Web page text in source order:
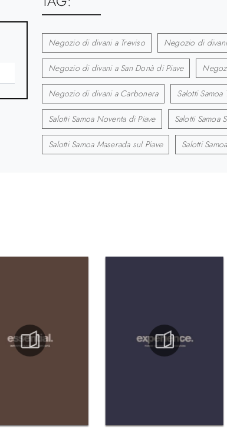
Negozio di divani a Treviso Negozio di
Negozio di divani a San Donà di Piave
Negozio di divani a Carbonera Salotti Samoa
Salotti Samoa Noventa di Piave Salotti Samoa
Salotti Samoa Maserada sul Piave Salotti